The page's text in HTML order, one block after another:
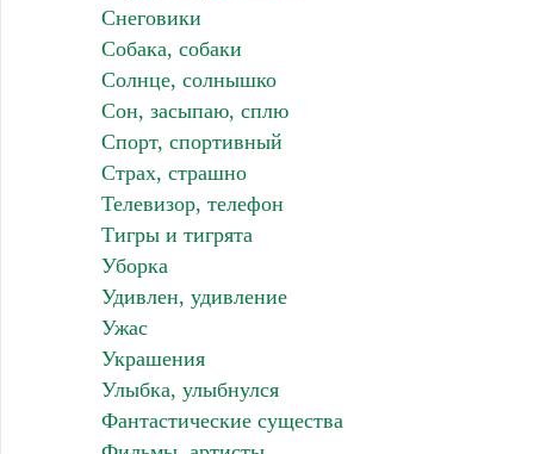
Снеговики
Собака, собаки
Солнце, солнышко
Сон, засыпаю, сплю
Спорт, спортивный
Страх, страшно
Телевизор, телефон
Тигры и тигрята
Уборка
Удивлен, удивление
Ужас
Украшения
Улыбка, улыбнулся
Фантастические существа